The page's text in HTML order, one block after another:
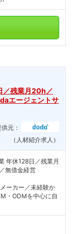
／残業月20h／
エージェントサ
元：
（人材紹介求人）
年休128日／残業月
無借金経営
ーカー／未経験か
・ODMを中心に自